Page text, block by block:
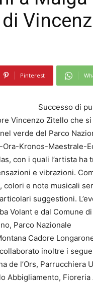
di
Pinterest
Successo di
Vincenzo Zitello che
verde del Parco
Kronos-Maestrale-
con i quali l’artista
e vibrazioni.
colori e note musicali
suggestioni.
Volant e dal Comune
Parco Nazionale
Cadore
inoltre i
de l’Ors, Parrucchiera
Abbigliamento,